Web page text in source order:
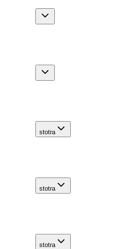
stotra
stotra
stotra